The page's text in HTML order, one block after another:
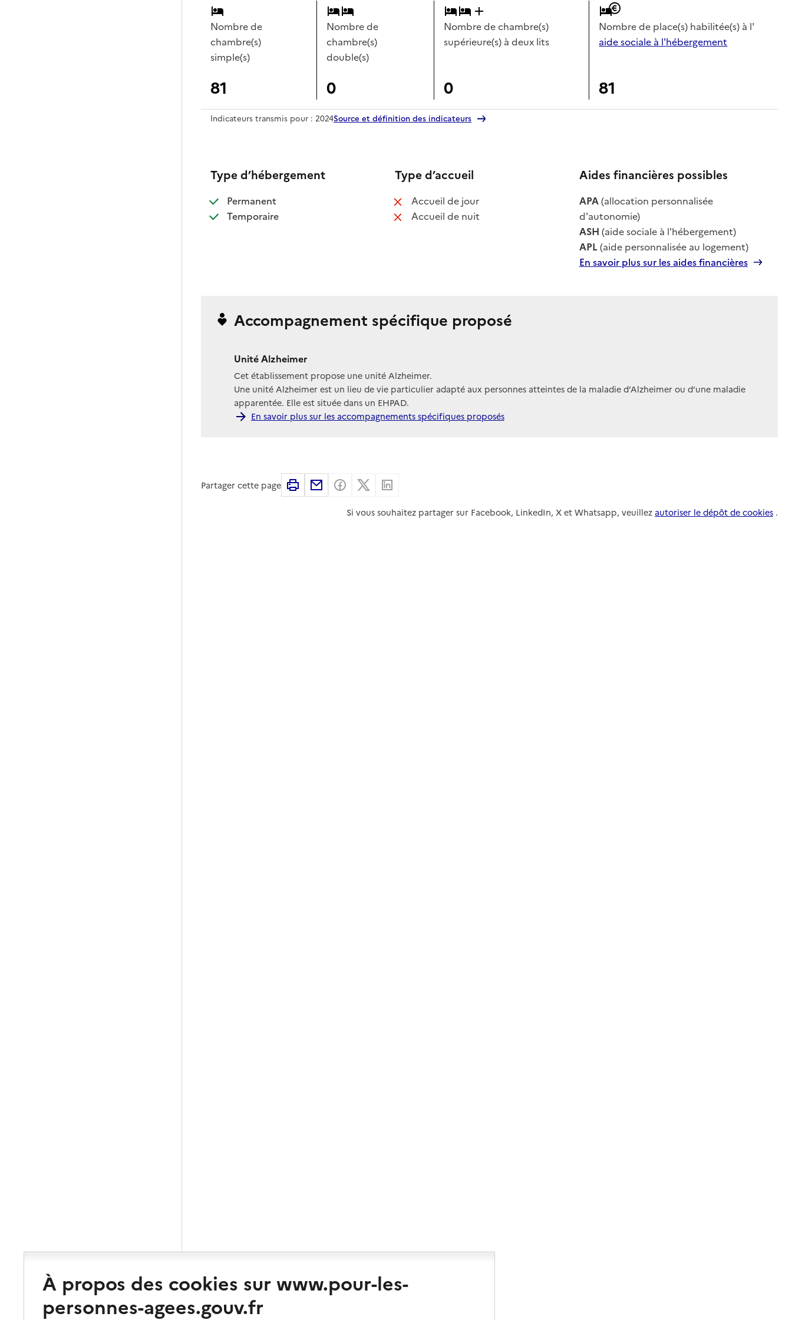
Nombre de
chambre(s)
simple(s)
81
Nombre de
chambre(s)
double(s)
0
Nombre de chambre(s)
supérieure(s) à deux lits
0
Nombre de place(s) habilitée(s) à l'
aide sociale à l'hébergement
81
Indicateurs transmis pour : 2024Source et définition des indicateurs
Type d’hébergement
Permanent: disponible
Temporaire: disponible
Type d’accueil
Accueil de jour: non disponible
Accueil de nuit: non disponible
Aides financières possibles
APA(allocation personnalisée
d'autonomie)
ASH (aide sociale à l'hébergement)
APL(aide personnalisée au logement)
En savoir plus sur les aides financières
Accompagnement spécifique proposé
Unité Alzheimer
Cet établissement propose une unité Alzheimer.
Une unité Alzheimer est un lieu de vie particulier adapté aux personnes atteintes de la maladie d’Alzheimer ou d’une maladie
apparentée. Elle est située dans un EHPAD.
En savoir plus sur les accompagnements spécifiques proposés
Partager cette page ImprimerPartager par email
Partager sur Facebook
Partager sur X
Si vous souhaitez partager sur Facebook, LinkedIn, X et Whatsapp, veuillez autoriser le dépôt de cookies .
À propos des cookies sur www.pour-les-
personnes-agees.gouv.fr